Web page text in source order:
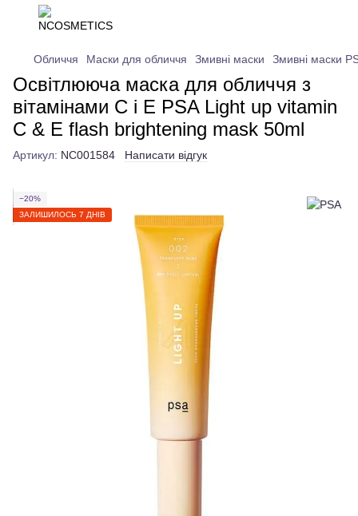
Обличчя Маски для обличчя Змивні маски Змивні маски
Освітлююча маска для обличчя з
вітамінами C і E PSA Light up vitamin
C & E flash brightening mask 50ml
Артикул: NC001584 Написати відгук
−20%
ЗАЛИШИЛОСЬ 7 ДНІВ